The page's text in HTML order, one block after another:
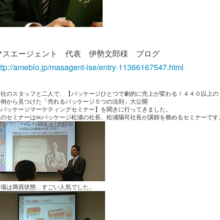
スエージェント 代表 伊勢文郎様 ブログ
ameblo.jp/masagent-ise/entry-11366167547.html
のスタッフと二人で、【パッケージひとつで劇的に売上が変わる！４４０以上の
から見つけた「売れるパッケージ５つの法則」大公開
ッケージマーケティングセミナー】を聞きに行ってきました。
セミナーは㈱パッケージ松浦の社長、松浦陽司社長が講師を務めるセミナーです
は満員状態…すごい人気でした。